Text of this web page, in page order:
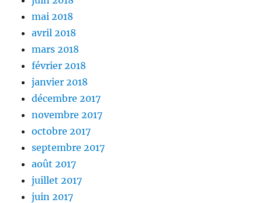
mai 2018
avril 2018
mars 2018
février 2018
janvier 2018
décembre 2017
novembre 2017
octobre 2017
septembre 2017
août 2017
juillet 2017
juin 2017